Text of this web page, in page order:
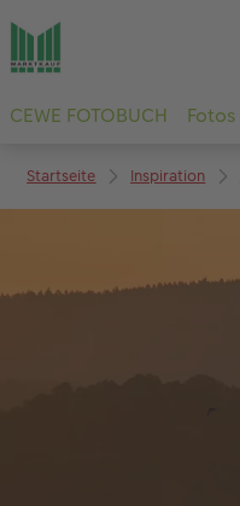
CEWE FOTOBUCH Fotos
Startseite Inspiration